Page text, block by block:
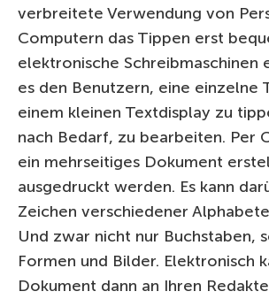
verbreitete Verwendung von
Computern das Tippen erst
elektronische Schreibmaschinen
es den Benutzern, eine einzelne
einem kleinen Textdisplay zu
nach Bedarf, zu bearbeiten. Per
ein mehrseitiges Dokument
ausgedruckt werden. Es kann
Zeichen verschiedener
Und zwar nicht nur Buchstaben,
Formen und Bilder. Elektronisch
Dokument dann an Ihren